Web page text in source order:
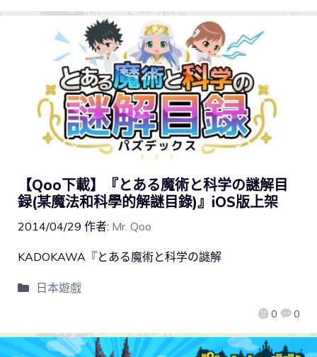
【Qoo下載】『とある魔術と科学の謎解目
録(某魔法和科學的解謎目錄)』iOS版上架
2014/04/29 作者: Mr. Qoo
0 0
KADOKAWA『とある魔術と科学の謎解
日本遊戲